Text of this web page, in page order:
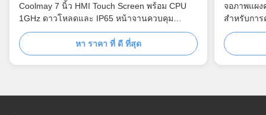
Coolmay 7 นิ้ว HMI Touch Screen พร้อม CPU
1GHz ดาวโหลดและ IP65 หน้าจานควบคุม
อุตสาหกรรม
หา ราคา ที่ ดี ที่สุด
จอภาพแผ
สำหรับกา